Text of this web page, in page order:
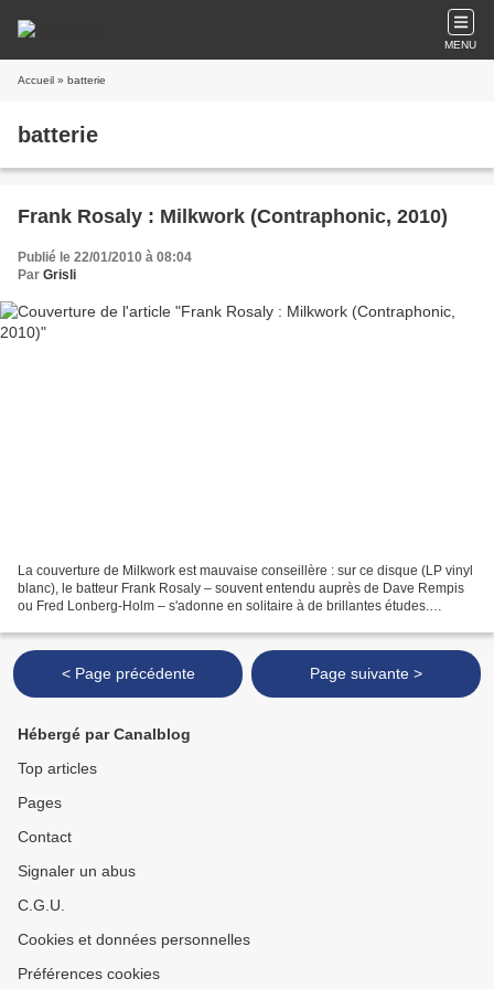
MENU
Accueil » batterie
batterie
Frank Rosaly : Milkwork (Contraphonic, 2010)
Publié le 22/01/2010 à 08:04
Par Grisli
La couverture de Milkwork est mauvaise conseillère : sur ce disque (LP vinyl
blanc), le batteur Frank Rosaly – souvent entendu auprès de Dave Rempis
ou Fred Lonberg-Holm – s'adonne en solitaire à de brillantes études.
< Page précédente Page suivante >
Hébergé par Canalblog
Top articles
Pages
Contact
Signaler un abus
C.G.U.
Cookies et données personnelles
Préférences cookies